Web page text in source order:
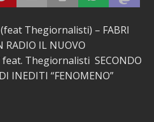
Thegiornalisti) – FABRI
RADIO IL NUOVO
feat. Thegiornalisti SECONDO
INEDITI “FENOMENO”